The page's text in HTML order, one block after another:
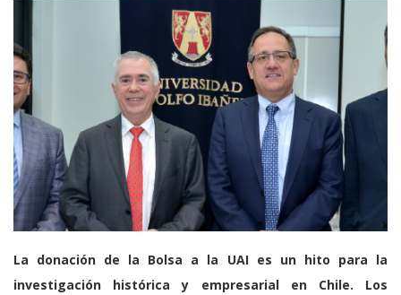
La donación de la Bolsa a la UAI es un hito para la
investigación histórica y empresarial en Chile. Los